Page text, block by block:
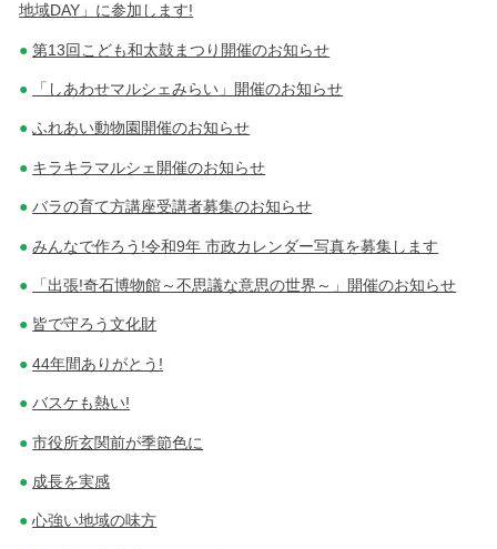
地域DAY」に参加します!
第13回こども和太鼓まつり開催のお知らせ
「しあわせマルシェみらい」開催のお知らせ
ふれあい動物園開催のお知らせ
キラキラマルシェ開催のお知らせ
バラの育て方講座受講者募集のお知らせ
みんなで作ろう!令和9年 市政カレンダー写真を募集します
「出張!奇石博物館～不思議な意思の世界～」開催のお知らせ
皆で守ろう文化財
44年間ありがとう!
バスケも熱い!
市役所玄関前が季節色に
成長を実感
心強い地域の味方